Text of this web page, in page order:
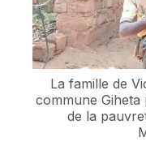
La famille de
commune
de la